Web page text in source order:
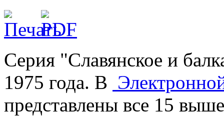
Серия "Славянское и
1975 года. В
представлены все 15